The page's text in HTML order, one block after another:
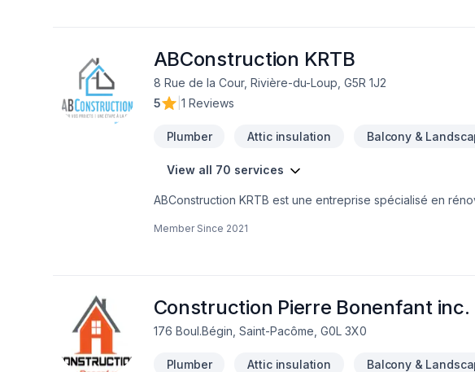
ABConstruction KRTB
8 Rue de la Cour, Rivière-du-Loup, G5R 1J2
5
1 Reviews
Plumber Attic insulation Balcony &
View all 70 services
ABConstruction KRTB est une entreprise spécialisé en
Member Since 2021
Construction Pierre Bonenfant inc.
176 Boul.Bégin, Saint-Pacôme, G0L 3X0
Plumber Attic insulation Balcony &